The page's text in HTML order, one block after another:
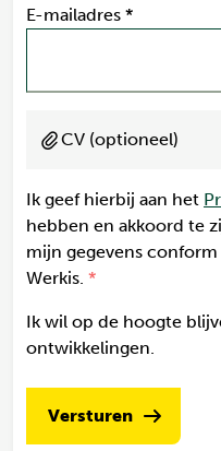
E-mailadres *
CV (optioneel)
Ik geef hierbij aan het
hebben en akkoord te
mijn gegevens
Werkis.
Ik wil op de hoogte
ontwikkelingen.
Versturen